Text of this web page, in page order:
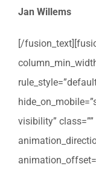
Jan Willems
[/
visibility” class=””